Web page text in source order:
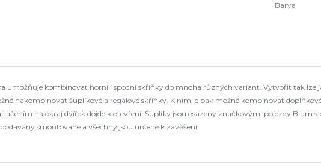
Barva
umožňuje kombinovat horní i spodní skříňky do mnoha různých variant. Vytvořit tak lze
nakombinovat šuplíkové a regálové skříňky. K nim je pak možné kombinovat
na okraj dvířek dojde k otevření. Šuplíky jsou osazeny značkovými pojezdy
smontované a všechny jsou určené k zavěšení.